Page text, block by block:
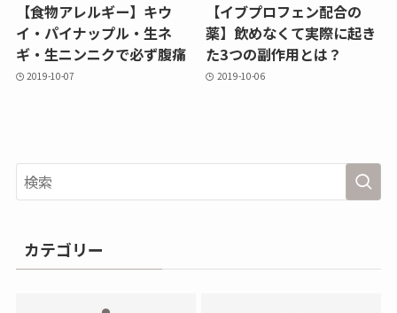
【食物アレルギー】キウ
イ・パイナップル・生ネ
ギ・生ニンニクで必ず腹痛
2019-10-07
【イブプロフェン配合の
薬】飲めなくて実際に起き
た3つの副作用とは？
2019-10-06
カテゴリー